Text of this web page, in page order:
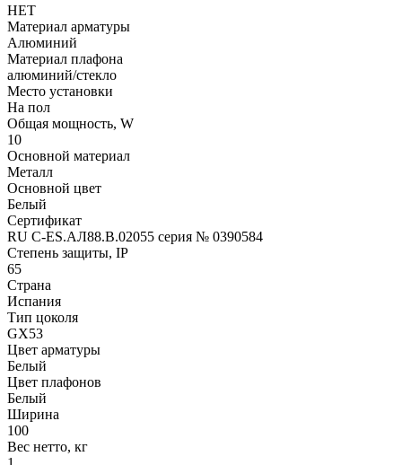
НЕТ
Материал арматуры
Алюминий
Материал плафона
алюминий/стекло
Место установки
На пол
Общая мощность, W
10
Основной материал
Металл
Основной цвет
Белый
Сертификат
RU C-ES.АЛ88.В.02055 серия № 0390584
Степень защиты, IP
65
Страна
Испания
Тип цоколя
GX53
Цвет арматуры
Белый
Цвет плафонов
Белый
Ширина
100
Вес нетто, кг